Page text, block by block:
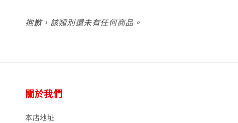
抱歉，該類別還未有任何商品。
關於我們
本店地址